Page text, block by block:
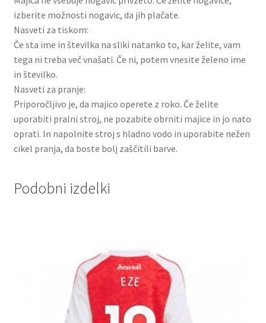
izberite možnosti nogavic, da jih plačate.
Nasveti za tiskom:
Če sta ime in številka na sliki natanko to, kar želite, vam
tega ni treba več vnašati. Če ni, potem vnesite želeno ime
in številko.
Nasveti za pranje:
Priporočljivo je, da majico operete z roko. Če želite
uporabiti pralni stroj, ne pozabite obrniti majice in jo nato
oprati. In napolnite stroj s hladno vodo in uporabite nežen
cikel pranja, da boste bolj zaščitili barve.
Podobni izdelki